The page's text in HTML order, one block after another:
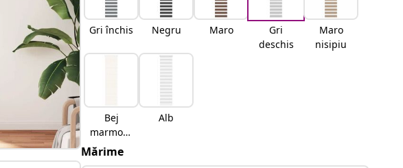
Gri închis Negru Maro
Gri
deschis
Maro
nisipiu
Bej
marmora
t
Alb
Mărime